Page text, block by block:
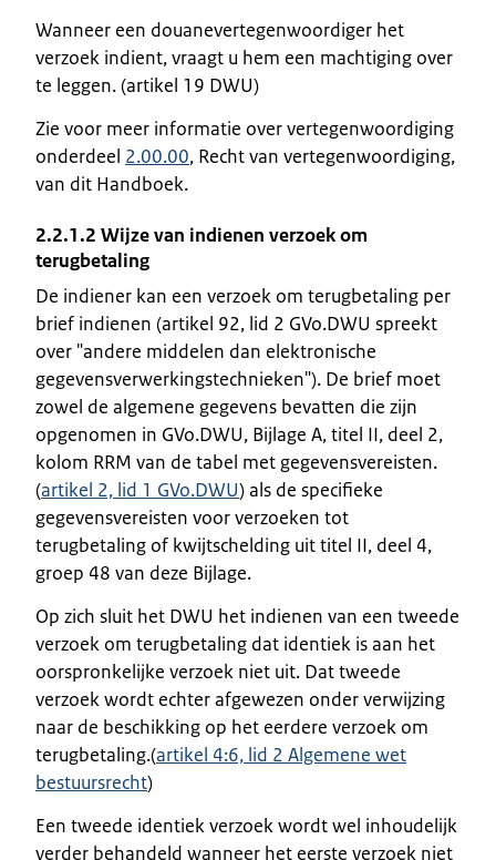
Wanneer een douanevertegenwoordiger het
verzoek indient, vraagt u hem een machtiging over
te leggen. (artikel 19 DWU)
Zie voor meer informatie over vertegenwoordiging
onderdeel 2.00.00, Recht van vertegenwoordiging,
van dit Handboek.
2.2.1.2 Wijze van indienen verzoek om
terugbetaling
De indiener kan een verzoek om terugbetaling per
brief indienen (artikel 92, lid 2 GVo.DWU spreekt
over "andere middelen dan elektronische
gegevensverwerkingstechnieken"). De brief moet
zowel de algemene gegevens bevatten die zijn
opgenomen in GVo.DWU, Bijlage A, titel II, deel 2,
kolom RRM van de tabel met gegevensvereisten.
(artikel 2, lid 1 GVo.DWU) als de specifieke
gegevensvereisten voor verzoeken tot
terugbetaling of kwijtschelding uit titel II, deel 4,
groep 48 van deze Bijlage.
Op zich sluit het DWU het indienen van een tweede
verzoek om terugbetaling dat identiek is aan het
oorspronkelijke verzoek niet uit. Dat tweede
verzoek wordt echter afgewezen onder verwijzing
naar de beschikking op het eerdere verzoek om
terugbetaling.(artikel 4:6, lid 2 Algemene wet
bestuursrecht)
Een tweede identiek verzoek wordt wel inhoudelijk
verder behandeld wanneer het eerste verzoek niet